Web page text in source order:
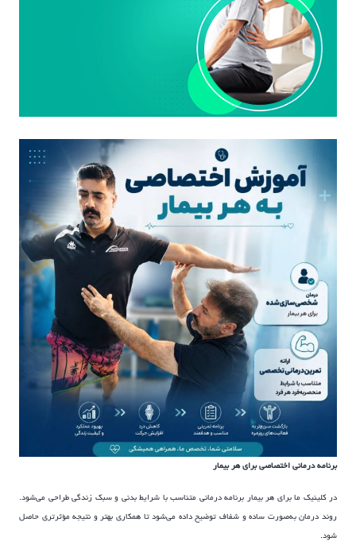
برنامه درمانی اختصاصی برای هر بیمار
در کلینیک ما برای هر بیمار برنامه درمانی متناسب با شرایط بدنی و سبک زندگی طراحی می‌شود.
روند درمان به‌صورت ساده و شفاف توضیح داده می‌شود تا همکاری بهتر و نتیجه مؤثرتری حاصل
شود.